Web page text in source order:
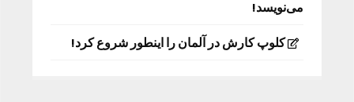
می‌نویسد!
کلوپ کارش در آلمان را اینطور شروع کرد!